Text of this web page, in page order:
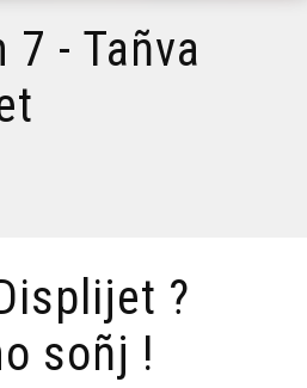
- stumm karrez - VBSTB
- stumm 9:16 - VBSTF
- stumm 9:16 - VBSTB
7 - Tañva
?
soñj !